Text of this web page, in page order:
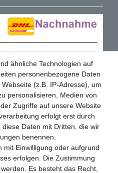
mit
ähnliche Technologien auf
personenbezogene Daten
(z.B. IP-Adresse), um
personalisieren, Medien von
Zugriffe auf unsere Website
erfolgt erst durch
Daten mit Dritten, die wir
benennen.
mit Einwilligung oder aufgrund
erfolgen. Die Zustimmung
Es besteht das Recht,